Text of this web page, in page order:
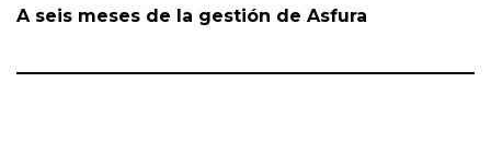
A seis meses de la gestión de Asfura